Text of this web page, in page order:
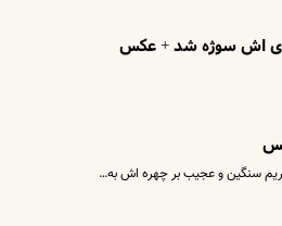
اش سوژه شد + عکس
سنگین و عجیب بر چهره اش به…